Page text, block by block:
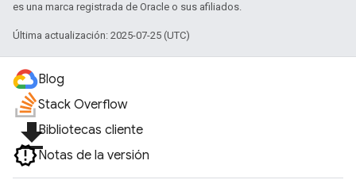
es una marca registrada de Oracle o sus afiliados.
Última actualización: 2025-07-25 (UTC)
Blog
Stack Overflow
file_downloadBibliotecas cliente
Notas de la versión